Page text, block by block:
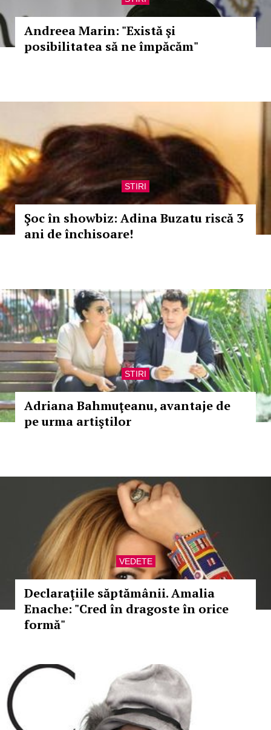
Andreea Marin: "Există şi
posibilitatea să ne împăcăm"
STIRI
Şoc în showbiz: Adina Buzatu riscă 3
ani de închisoare!
STIRI
Adriana Bahmuţeanu, avantaje de
pe urma artiştilor
VEDETE
Declaraţiile săptămânii. Amalia
Enache: "Cred în dragoste în orice
formă"